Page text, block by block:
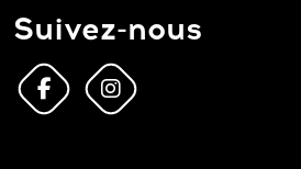
Suivez-nous